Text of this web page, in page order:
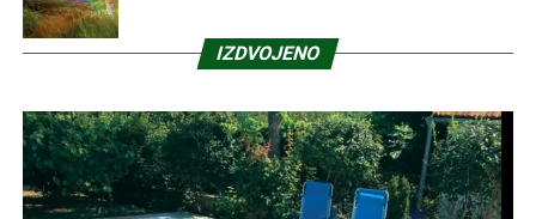
IZDVOJENO